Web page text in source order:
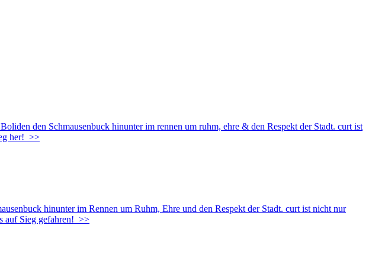
den Schmausenbuck hinunter im rennen um ruhm, ehre & den Respekt der Stadt. curt ist
her! >>
hinunter im Rennen um Ruhm, Ehre und den Respekt der Stadt. curt ist nicht nur
auf Sieg gefahren! >>